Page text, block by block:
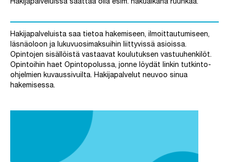
Hakijapalveluissa saattaa olla esim. hakuaikana ruuhkaa.
Hakijapalveluista saa tietoa hakemiseen, ilmoittautumiseen,
läsnäoloon ja lukuvuosimaksuihin liittyvissä asioissa.
Opintojen sisällöistä vastaavat koulutuksen vastuuhenkilöt.
Opintoihin haet Opintopolussa, jonne löydät linkin tutkinto-
ohjelmien kuvaussivuilta. Hakijapalvelut neuvoo sinua
hakemisessa.